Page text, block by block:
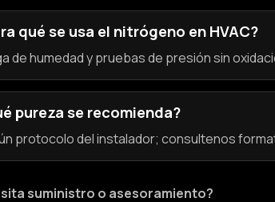
qué se usa el nitrógeno en HVAC?
de humedad y pruebas de presión sin
pureza se recomienda?
protocolo del instalador; consultenos
suministro o asesoramiento?